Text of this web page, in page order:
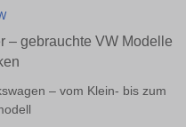
– gebrauchte VW Modelle
– vom Klein- bis zum